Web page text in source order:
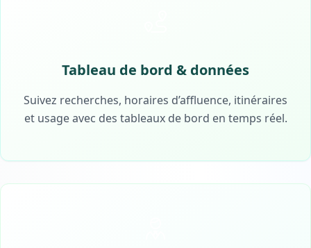
Tableau de bord & données
Suivez recherches, horaires d’affluence, itinéraires
et usage avec des tableaux de bord en temps réel.